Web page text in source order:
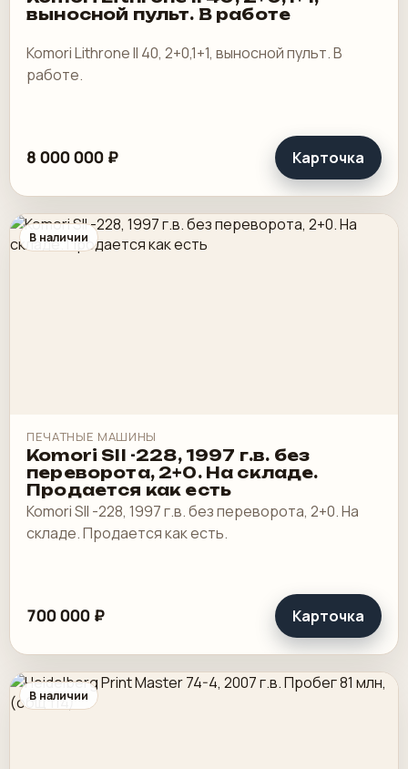
выносной пульт. В работе
Komori Lithrone II 40, 2+0,1+1, выносной пульт. В
работе.
8 000 000 ₽ Карточка
В наличии
ПЕЧАТНЫЕ МАШИНЫ
Komori SII -228, 1997 г.в. без
переворота, 2+0. На складе.
Продается как есть
Komori SII -228, 1997 г.в. без переворота, 2+0. На
складе. Продается как есть.
700 000 ₽ Карточка
В наличии